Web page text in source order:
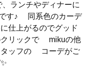
ランチやディナーに
す♪ 同系色のカーデ
仕上がるのでグッド
クリックで mikuの他
タッフの コーデがご